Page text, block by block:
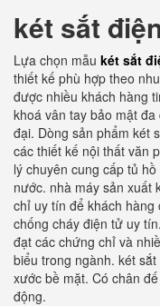
két sắt
Lựa chọn mẫu két sắt
thiết kế phù hợp theo
được nhiều khách hàng
khoá vân tay bảo mật
đại. Dòng sản phẩm két
các thiết kế nội thất văn
lý chuyên cung cấp tủ
nước. nhà máy sản xuất
chỉ uy tín để khách
chống cháy điện tử uy
đạt các chứng chỉ và
biểu trong ngành. két
xước bề mặt. Có chân
động.